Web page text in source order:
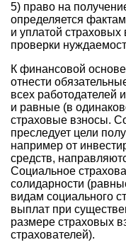
5) право на
определяется
и уплатой страховых
проверки
К финансовой
отнести
всех работодателей
и равные (в
страховые взносы.
преследует цели
например от
средств,
Социальное
солидарности
видам социального
выплат при
размере страховых
страхователей).